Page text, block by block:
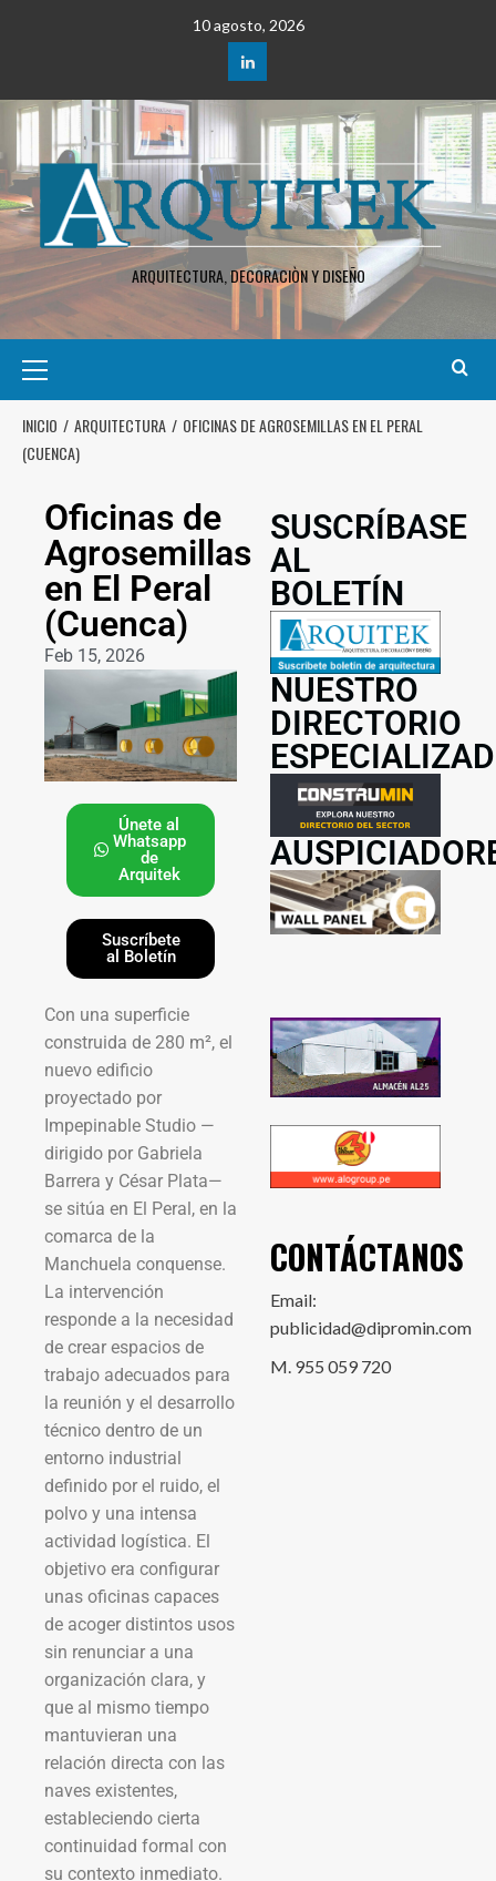
10 agosto, 2026
ARQUITECTURA, DECORACIÒN Y DISEÑO
INICIO ARQUITECTURA
OFICINAS DE AGROSEMILLAS EN EL PERAL
(CUENCA)
Oficinas de
Agrosemillas
en El Peral
(Cuenca)
Feb 15, 2026
Únete al
Whatsapp
de
Arquitek
Suscríbete
al Boletín
Con una superficie
construida de 280 m², el
nuevo edificio
proyectado por
Impepinable Studio —
dirigido por Gabriela
Barrera y César Plata—
se sitúa en El Peral, en la
comarca de la
Manchuela conquense.
La intervención
responde a la necesidad
de crear espacios de
trabajo adecuados para
la reunión y el desarrollo
técnico dentro de un
entorno industrial
definido por el ruido, el
polvo y una intensa
actividad logística. El
objetivo era configurar
unas oficinas capaces
de acoger distintos usos
sin renunciar a una
organización clara, y
que al mismo tiempo
mantuvieran una
relación directa con las
naves existentes,
estableciendo cierta
continuidad formal con
su contexto inmediato.
SUSCRÍBASE
AL
BOLETÍN
NUESTRO
DIRECTORIO
CONTÁCTANOS
Email:
publicidad@dipromin.com
M. 955 059 720